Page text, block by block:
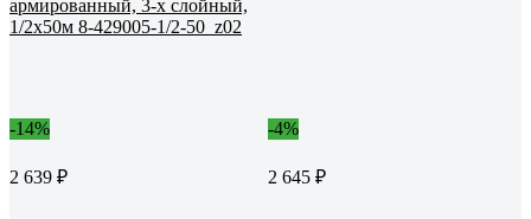
-14%
2 639 ₽
-4%
2 645 ₽